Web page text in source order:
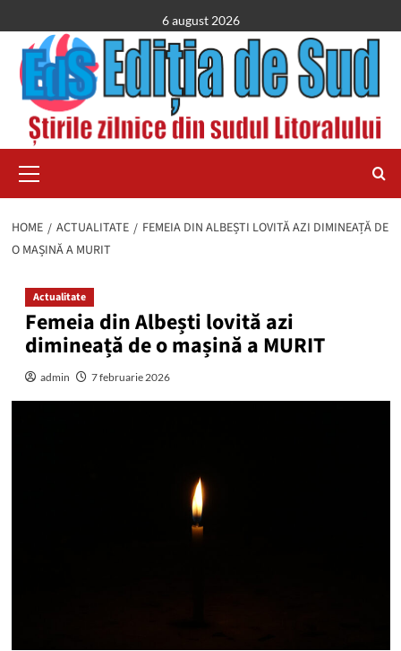
to
content
6 august 2026
Menu
HOME ACTUALITATE
FEMEIA DIN ALBEȘTI LOVITĂ AZI DIMINEAȚĂ DE
O MAȘINĂ A MURIT
Actualitate
Femeia din Albești lovită azi
dimineață de o mașină a MURIT
admin 7 februarie 2026